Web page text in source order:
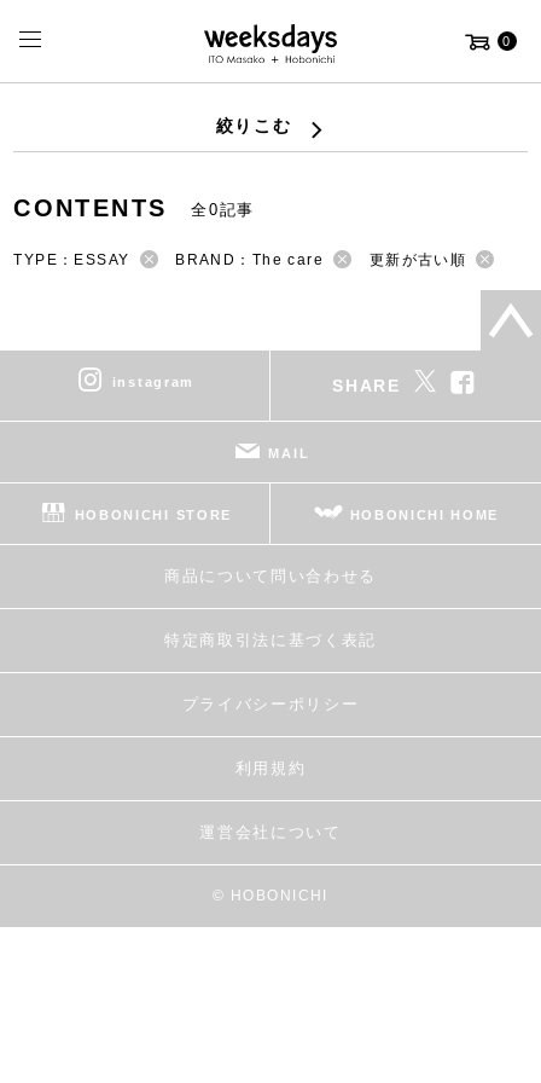
0
絞りこむ
CONTENTS 全0記事
TYPE：ESSAY BRAND：The care 更新が古い順
instagram SHARE
MAIL
HOBONICHI STORE HOBONICHI HOME
商品について問い合わせる
特定商取引法に基づく表記
プライバシーポリシー
利用規約
運営会社について
© HOBONICHI